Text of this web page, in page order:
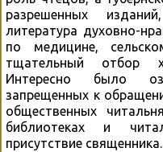
разрешенных
литература духовно-
по медицине,
тщательный отбор
Интересно было
запрещенных к
общественных
библиотеках и
присутствие священника.